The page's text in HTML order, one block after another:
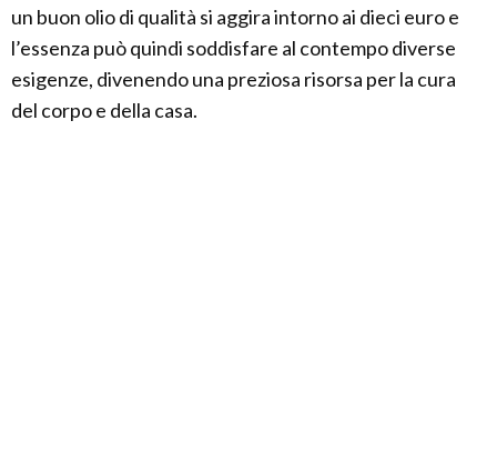
un buon olio di qualità si aggira intorno ai dieci euro e
l’essenza può quindi soddisfare al contempo diverse
esigenze, divenendo una preziosa risorsa per la cura
del corpo e della casa.